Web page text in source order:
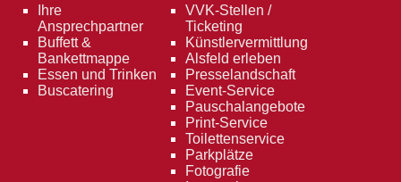
Ihre
Ansprechpartner
Buffett &
Bankettmappe
Essen und Trinken
Buscatering
VVK-Stellen /
Ticketing
Künstlervermittlung
Alsfeld erleben
Presselandschaft
Event-Service
Pauschalangebote
Print-Service
Toilettenservice
Parkplätze
Fotografie